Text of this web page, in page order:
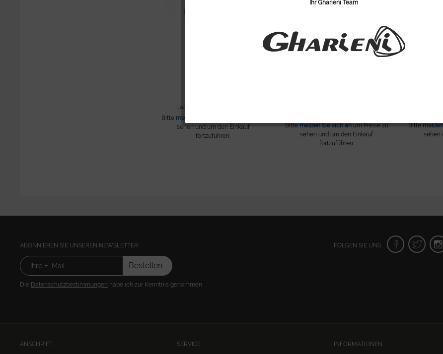
Lampenadapter für Stative
Bitte melden Sie sich an
sehen und um den Einkauf
fortzuführen.
Bittemelden Sie sich anum Preise zu
sehen und um den Einkauf
fortzuführen.
Bitte
sehen
ABONNIEREN SIE UNSEREN NEWSLETTER:
Bestellen
Die Datenschutzbestimmungen habe ich zur Kenntnis genommen
FOLGEN SIE UNS:
ANSCHRIFT SERVICE INFORMATIONEN
Ihr Gharieni Team